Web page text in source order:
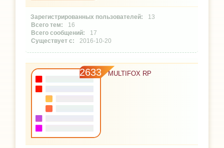
13
16
17
2016-10-20
2633 MULTIFOX RP